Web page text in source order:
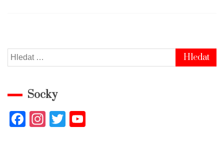
Vyhledávání
Socky
F
In T